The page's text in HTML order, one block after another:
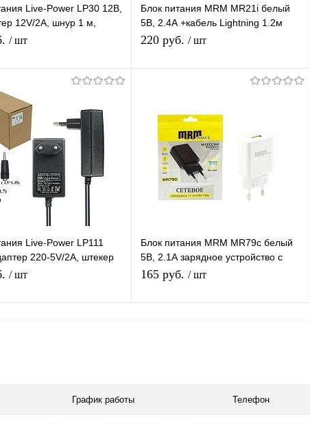
Live-Power LP30 12В,
12V/2A, шнур 1 м,
мм
/ шт
в 1 клик К сравнению
Блок питания MRM MR21i белый
5В, 2.4А +кабель Lightning 1.2м
зарядное устройство с USB
220 руб. / шт
Купить в 1 клик
В избранное Под заказ
Live-Power LP111
220-5V/2A, штекер
+2 насадки
/ шт
Блок питания MRM MR79c белый
5В, 2.1А зарядное устройство с
USB портом
165 руб. / шт
График работы Телефон